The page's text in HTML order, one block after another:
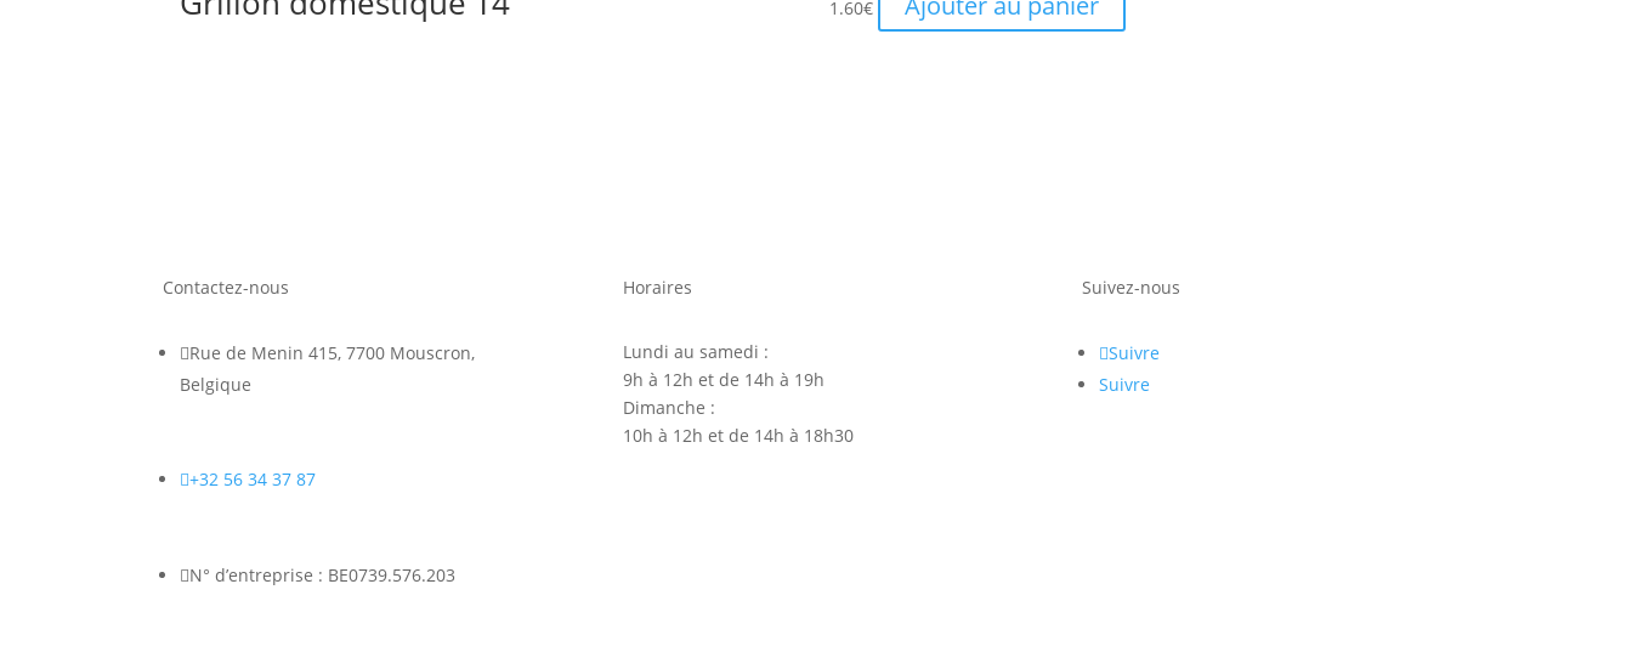
1.60€
Contactez-nous
Rue de Menin 415, 7700 Mouscron,
Belgique
+32 56 34 37 87
N° d’entreprise : BE0739.576.203
Horaires
Lundi au samedi :
9h à 12h et de 14h à 19h
Dimanche :
10h à 12h et de 14h à 18h30
Suivez-nous
Suivre
Suivre